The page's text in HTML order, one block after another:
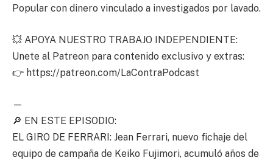
Popular con dinero vinculado a investigados por lavado.
💥 APOYA NUESTRO TRABAJO INDEPENDIENTE:
Unete al Patreon para contenido exclusivo y extras:
👉 https://patreon.com/LaContraPodcast
—
🔎 EN ESTE EPISODIO:
EL GIRO DE FERRARI: Jean Ferrari, nuevo fichaje del
equipo de campaña de Keiko Fujimori, acumuló años de